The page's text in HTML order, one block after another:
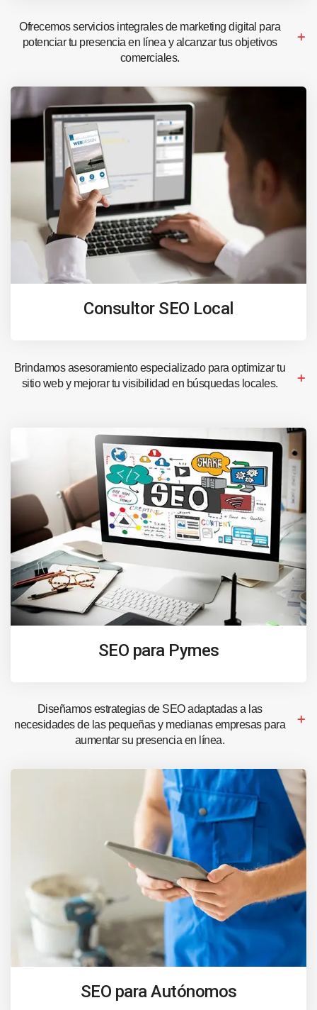
Ofrecemos servicios integrales de marketing digital para
potenciar tu presencia en línea y alcanzar tus objetivos
comerciales.
Consultor SEO Local
Brindamos asesoramiento especializado para optimizar tu
sitio web y mejorar tu visibilidad en búsquedas locales.
SEO para Pymes
Diseñamos estrategias de SEO adaptadas a las
necesidades de las pequeñas y medianas empresas para
aumentar su presencia en línea.
SEO para Autónomos